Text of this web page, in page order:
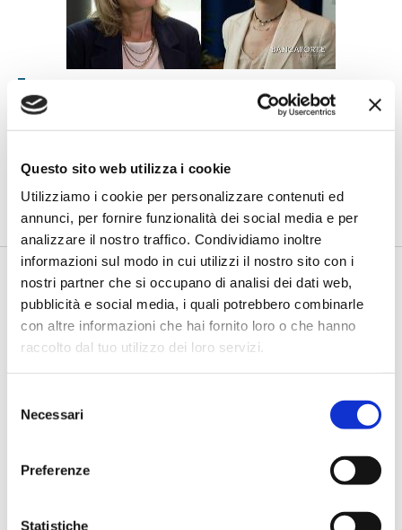
Questo sito web utilizza i cookie
Utilizziamo i cookie per personalizzare contenuti ed
annunci, per fornire funzionalità dei social media e per
analizzare il nostro traffico. Condividiamo inoltre
informazioni sul modo in cui utilizzi il nostro sito con i
nostri partner che si occupano di analisi dei dati web,
pubblicità e social media, i quali potrebbero combinarle
con altre informazioni che hai fornito loro o che hanno
raccolto dal tuo utilizzo dei loro servizi.
delNecessari
Preferenze
Statistiche
Fazio-Pignagnoli (BDO): un tool ESG
per rafforzare il merito creditizio
delle PMI
di Flavio Padovan, Maddalena Libertini -
fat...
il nuovo motore dell’automazione
dei processi bancari